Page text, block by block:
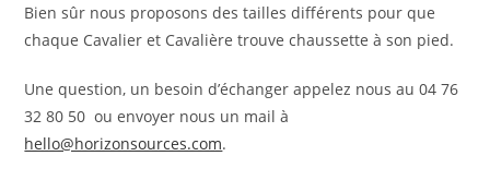
Bien sûr nous proposons des tailles différents pour que
chaque Cavalier et Cavalière trouve chaussette à son pied.
Une question, un besoin d’échanger appelez nous au 04 76
32 80 50 ou envoyer nous un mail à
hello@horizonsources.com.